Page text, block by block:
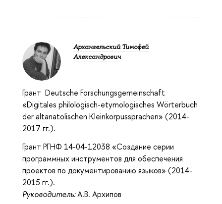
Архангельский Тимофей
Александрович
Грант Deutsche Forschungsgemeinschaft
«Digitales philologisch-etymologisches Wörterbuch
der altanatolischen Kleinkorpussprachen» (2014-
2017 гг.).
Грант РГНФ 14-04-12038 «Создание серии
программных инструментов для обеспечения
проектов по документированию языков» (2014-
2015 гг.).
Руководитель:А.В. Архипов